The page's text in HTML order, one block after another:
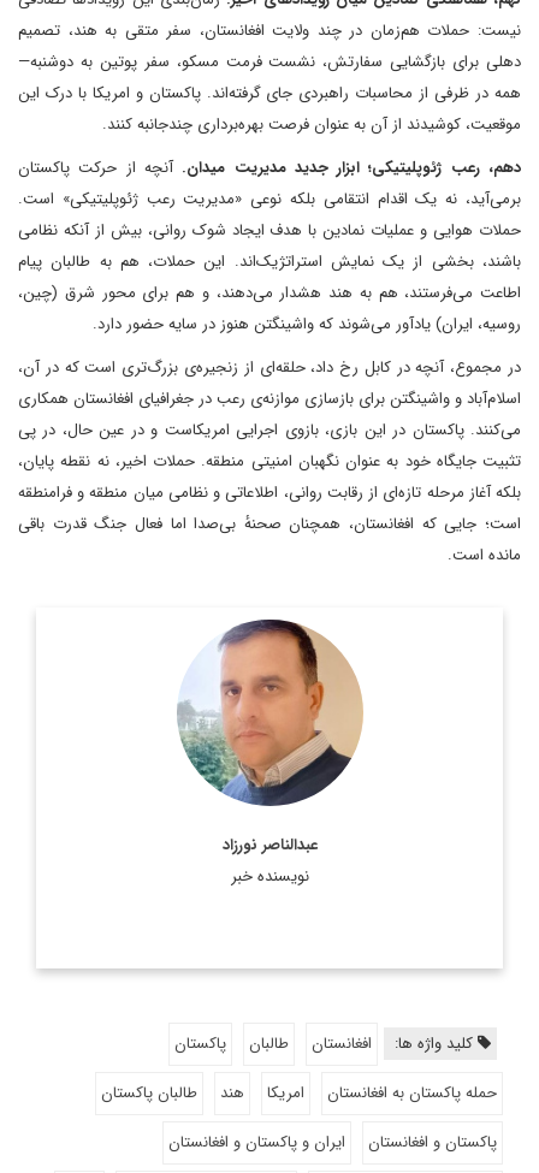
نیست: حملات هم‌زمان در چند ولایت افغانستان، سفر متقی به هند، تصمیم
دهلی برای بازگشایی سفارتش، نشست فرمت مسکو، سفر پوتین به دوشنبه—
همه در ظرفی از محاسبات راهبردی جای گرفته‌اند. پاکستان و امریکا با درک این
موقعیت، کوشیدند از آن به عنوان فرصت بهره‌برداری چندجانبه کنند.
دهم، رعب ژئوپلیتیکی؛ ابزار جدید مدیریت میدان. آنچه از حرکت پاکستان
برمی‌آید، نه یک اقدام انتقامی بلکه نوعی «مدیریت رعب ژئوپلیتیکی» است.
حملات هوایی و عملیات نمادین با هدف ایجاد شوک روانی، بیش از آنکه نظامی
باشند، بخشی از یک نمایش استراتژیک‌اند. این حملات، هم به طالبان پیام
اطاعت می‌فرستند، هم به هند هشدار می‌دهند، و هم برای محور شرق (چین،
روسیه، ایران) یادآور می‌شوند که واشینگتن هنوز در سایه حضور دارد.
در مجموع، آنچه در کابل رخ داد، حلقه‌ای از زنجیره‌ی بزرگ‌تری است که در آن،
اسلام‌آباد و واشینگتن برای بازسازی موازنه‌ی رعب در جغرافیای افغانستان همکاری
می‌کنند. پاکستان در این بازی، بازوی اجرایی امریکاست و در عین حال، در پی
تثبیت جایگاه خود به عنوان نگهبان امنیتی منطقه. حملات اخیر، نه نقطه پایان،
بلکه آغاز مرحله تازه‌ای از رقابت روانی، اطلاعاتی و نظامی میان منطقه و فرامنطقه
است؛ جایی که افغانستان، همچنان صحنهٔ بی‌صدا اما فعال جنگ قدرت باقی
مانده است.
عبدالناصر نورزاد
نویسنده خبر
استاد پیشین دانشگاه کابل
اطلاعات بیشتر
کلید واژه ها: افغانستان طالبان
پاکستان
حمله پاکستان به افغانستان
امریکا هند
طالبان پاکستان
پاکستان و افغانستان
ایران و پاکستان و افغانستان